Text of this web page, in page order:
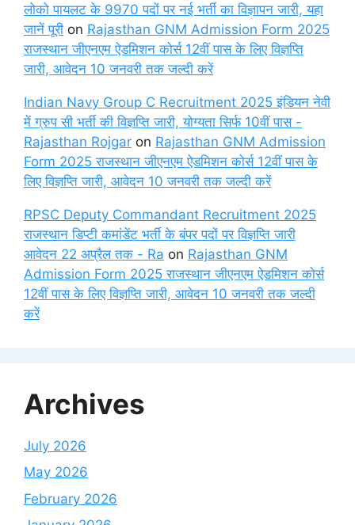
लोको पायलट के 9970 पदों पर नई भर्ती का विज्ञापन जारी, यहा
जानें पूरी on Rajasthan GNM Admission Form 2025
राजस्थान जीएनएम ऐडमिशन कोर्स 12वीं पास के लिए विज्ञप्ति
जारी, आवेदन 10 जनवरी तक जल्दी करें
Indian Navy Group C Recruitment 2025 इंडियन नेवी
में ग्रुप सी भर्ती की विज्ञप्ति जारी, योग्यता सिर्फ 10वीं पास -
Rajasthan Rojgar on Rajasthan GNM Admission
Form 2025 राजस्थान जीएनएम ऐडमिशन कोर्स 12वीं पास के
लिए विज्ञप्ति जारी, आवेदन 10 जनवरी तक जल्दी करें
RPSC Deputy Commandant Recruitment 2025
राजस्थान डिप्टी कमांडेंट भर्ती के बंपर पदों पर विज्ञप्ति जारी
आवेदन 22 अप्रैल तक - Ra on Rajasthan GNM
Admission Form 2025 राजस्थान जीएनएम ऐडमिशन कोर्स
12वीं पास के लिए विज्ञप्ति जारी, आवेदन 10 जनवरी तक जल्दी
करें
Archives
July 2026
May 2026
February 2026